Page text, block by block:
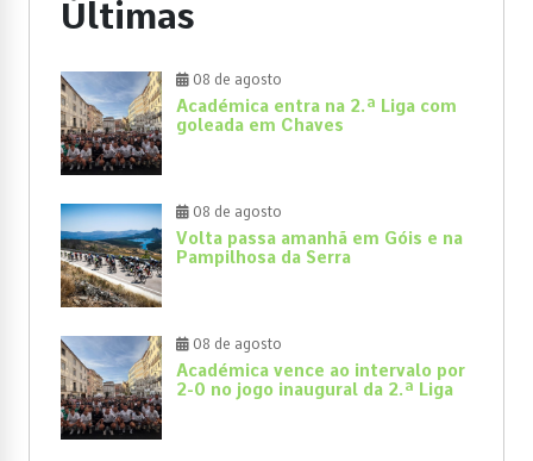
Últimas
08 de agosto
Académica entra na 2.ª Liga com
goleada em Chaves
08 de agosto
Volta passa amanhã em Góis e na
Pampilhosa da Serra
08 de agosto
Académica vence ao intervalo por
2-0 no jogo inaugural da 2.ª Liga